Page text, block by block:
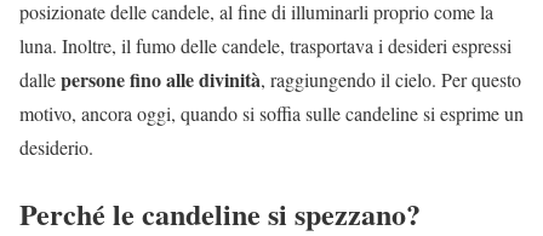
posizionate delle candele, al fine di illuminarli proprio come la
luna. Inoltre, il fumo delle candele, trasportava i desideri espressi
dallepersone fino alle divinità, raggiungendo il cielo. Per questo
motivo, ancora oggi, quando si soffia sulle candeline si esprime un
desiderio.
Perché le candeline si spezzano?